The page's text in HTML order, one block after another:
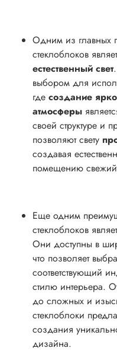
Одним из главных
стеклоблоков
естественный свет
выбором для
где создание
атмосферы
своей структуре и
позволяют свету
создавая
помещению
Еще одним
стеклоблоков
Они доступны в
что позволяет
соответствующий
стилю интерьера.
до сложных и
стеклоблоки
создания
дизайна.